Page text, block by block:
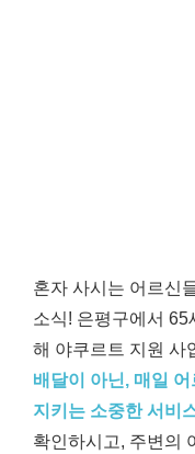
혼자 사시는 어르신
소식! 은평구에서 65
해 야쿠르트 지원 사
배달이 아닌, 매일
지키는 소중한 서비
확인하시고, 주변의